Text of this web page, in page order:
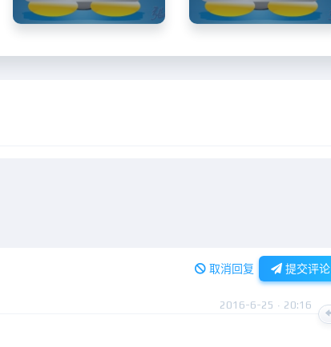
取消回复 提交评论
2016-6-25 · 20:16